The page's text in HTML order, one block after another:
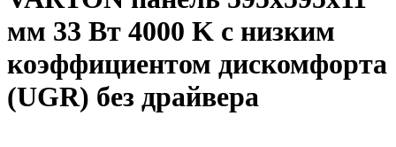
мм 33 Вт 4000 K с низким
коэффициентом дискомфорта
(UGR) без драйвера